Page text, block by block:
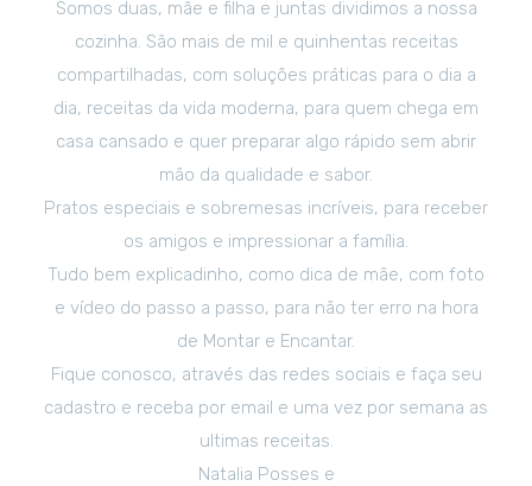
Somos duas, mãe e filha e juntas dividimos a nossa
cozinha. São mais de mil e quinhentas receitas
compartilhadas, com soluções práticas para o dia a
dia, receitas da vida moderna, para quem chega em
casa cansado e quer preparar algo rápido sem abrir
mão da qualidade e sabor.
Pratos especiais e sobremesas incríveis, para receber
os amigos e impressionar a família.
Tudo bem explicadinho, como dica de mãe, com foto
e vídeo do passo a passo, para não ter erro na hora
de Montar e Encantar.
Fique conosco, através das redes sociais e faça seu
cadastro e receba por email e uma vez por semana as
ultimas receitas.
Natalia Posses e